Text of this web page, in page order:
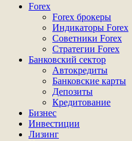
Основное
Forex
Forex брокеры
Индикаторы Forex
Советники Forex
Стратегии Forex
Банковский сектор
Автокредиты
Банковские карты
Депозиты
Кредитование
Бизнес
Инвестиции
Лизинг